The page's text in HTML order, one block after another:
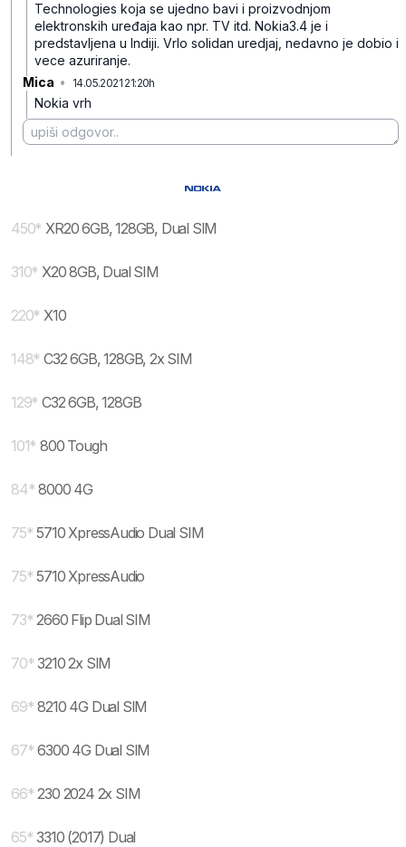
Technologies koja se ujedno bavi i proizvodnjom
elektronskih uređaja kao npr. TV itd. Nokia3.4 je i
predstavljena u Indiji. Vrlo solidan uredjaj, nedavno je dobio i
vece azuriranje.
Mica • 14.05.2021 21:20h
Nokia vrh
450* XR20 6GB, 128GB, Dual SIM
310* X20 8GB, Dual SIM
220* X10
148* C32 6GB, 128GB, 2x SIM
129* C32 6GB, 128GB
101* 800 Tough
84* 8000 4G
75* 5710 XpressAudio Dual SIM
75* 5710 XpressAudio
73* 2660 Flip Dual SIM
70* 3210 2x SIM
69* 8210 4G Dual SIM
67* 6300 4G Dual SIM
66* 230 2024 2x SIM
65* 3310 (2017) Dual